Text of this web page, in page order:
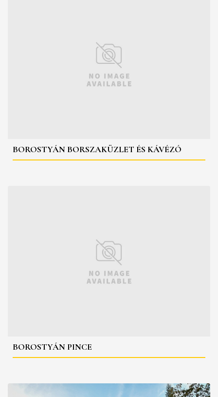
BOROSTYÁN BORSZAKÜZLET ÉS KÁVÉZÓ
BOROSTYÁN PINCE